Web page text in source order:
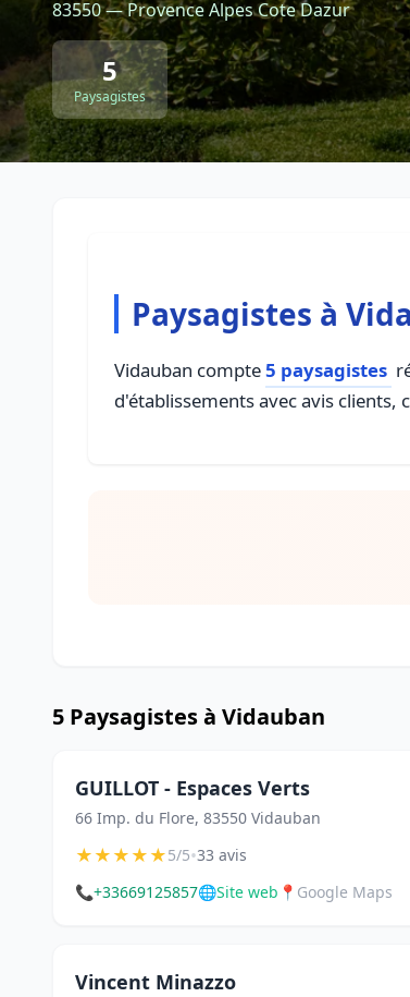
83550 — Provence Alpes Cote Dazur
5
Paysagistes
Paysagistes à
Vidauban compte5 paysagistes
d'établissements avec avis clients,
5 Paysagistes à Vidauban
GUILLOT - Espaces Verts
66 Imp. du Flore, 83550 Vidauban
★★★★★5/5•33 avis
📞+33669125857🌐Site web 📍 Google Maps
Vincent Minazzo